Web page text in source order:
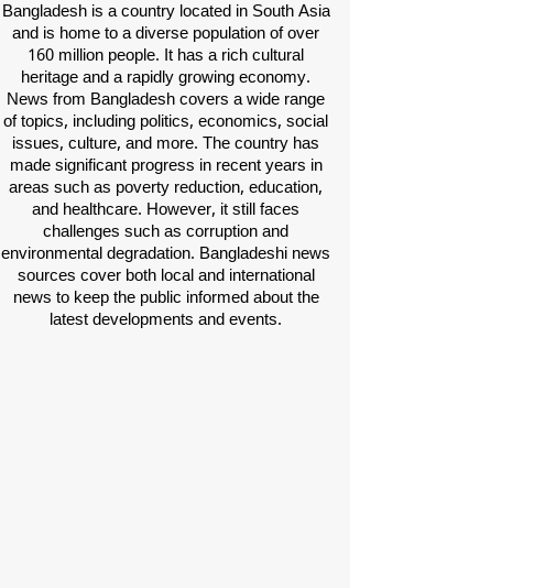
Bangladesh is a country located in South Asia
and is home to a diverse population of over
160 million people. It has a rich cultural
heritage and a rapidly growing economy.
News from Bangladesh covers a wide range
of topics, including politics, economics, social
issues, culture, and more. The country has
made significant progress in recent years in
areas such as poverty reduction, education,
and healthcare. However, it still faces
challenges such as corruption and
environmental degradation. Bangladeshi news
sources cover both local and international
news to keep the public informed about the
latest developments and events.